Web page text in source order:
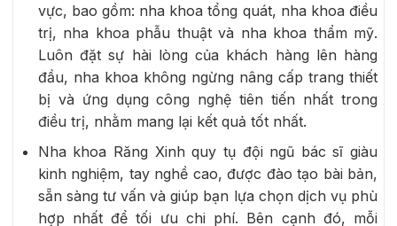
vực, bao gồm: nha khoa tổng quát, nha khoa điều
trị, nha khoa phẫu thuật và nha khoa thẩm mỹ.
Luôn đặt sự hài lòng của khách hàng lên hàng
đầu, nha khoa không ngừng nâng cấp trang thiết
bị và ứng dụng công nghệ tiên tiến nhất trong
điều trị, nhằm mang lại kết quả tốt nhất.
Nha khoa Răng Xinh quy tụ đội ngũ bác sĩ giàu
kinh nghiệm, tay nghề cao, được đào tạo bài bản,
sẵn sàng tư vấn và giúp bạn lựa chọn dịch vụ phù
hợp nhất để tối ưu chi phí. Bên cạnh đó, mỗi